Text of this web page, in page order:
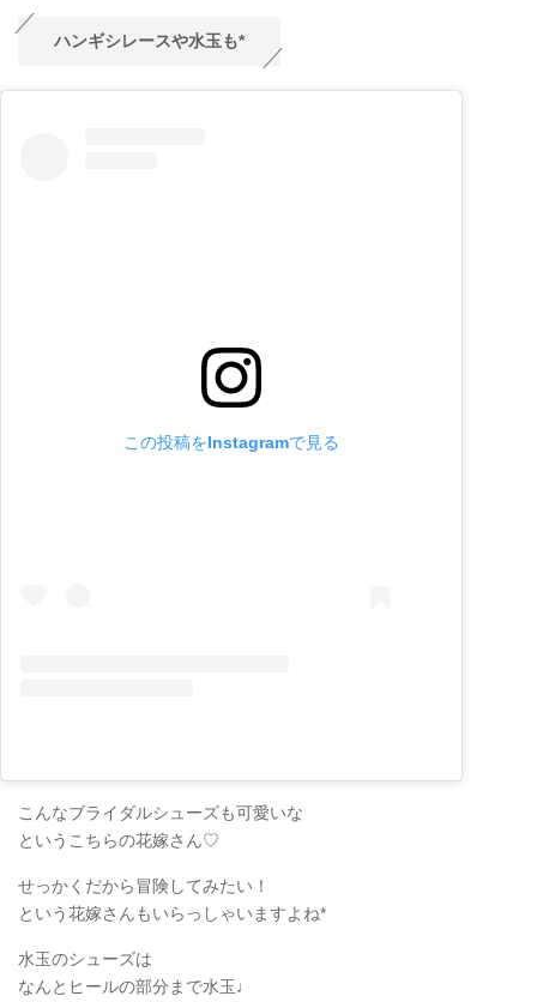
ハンギシレースや水玉も*
この投稿をInstagramで見る
こんなブライダルシューズも可愛いな
というこちらの花嫁さん♡
せっかくだから冒険してみたい！
という花嫁さんもいらっしゃいますよね*
水玉のシューズは
なんとヒールの部分まで水玉♩